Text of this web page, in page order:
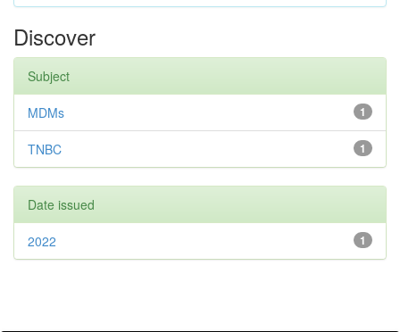
Discover
Subject
1
MDMs
1
TNBC
Date issued
1
2022